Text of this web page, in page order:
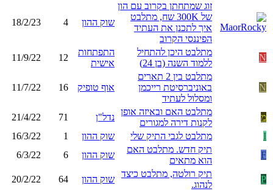
זוג שמתחתן בקרוב עם הון
של 300K שח, מתלבט
איך לתכנן את העתיד
הפיננסי הקרוב
שוק ההון 4
18/2/23
N
מתלבט היכן להתחיל
ללמוד השנה (בן 24)
התפתחות
אישית
12
11/9/22
N
מתלבט בין 2 תארים
באוניברסיטת רייכמן
ומסלול לעתיד
אוף טופיק 16
11/7/22
מ
מתלבט האם ובאיזה אופן
לקנות דירה למגורים
נדל"ן 71
21/4/22
I
מתלבט לגבי התיק שלי שוק ההון 1
16/3/22
F
תיק חדש. מתלבט האם
הוא מתאים
שוק ההון 6
6/3/22
P
תיק רולטה, מתלבט כיצד
לנהוג.
שוק ההון 64
20/2/22